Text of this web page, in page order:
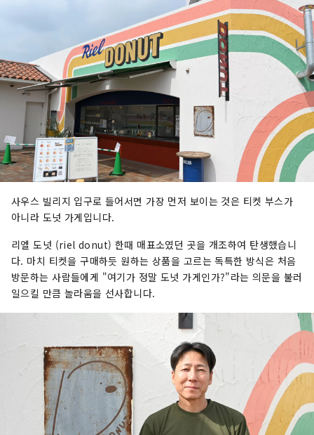
사우스 빌리지 입구로 들어서면 가장 먼저 보이는 것은 티켓 부스가
아니라 도넛 가게입니다.
리엘 도넛 (riel donut) 한때 매표소였던 곳을 개조하여 탄생했습니
다. 마치 티켓을 구매하듯 원하는 상품을 고르는 독특한 방식은 처음
방문하는 사람들에게 "여기가 정말 도넛 가게인가?"라는 의문을 불러
일으킬 만큼 놀라움을 선사합니다.